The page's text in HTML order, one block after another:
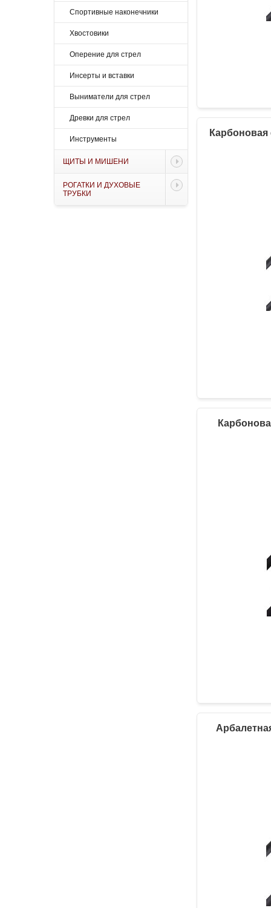
Спортивные наконечники
Хвостовики
Оперение для стрел
Инсерты и вставки
Выниматели для стрел
Древки для стрел
Инструменты
ЩИТЫ И МИШЕНИ
РОГАТКИ И ДУХОВЫЕ
ТРУБКИ
Карбоновая